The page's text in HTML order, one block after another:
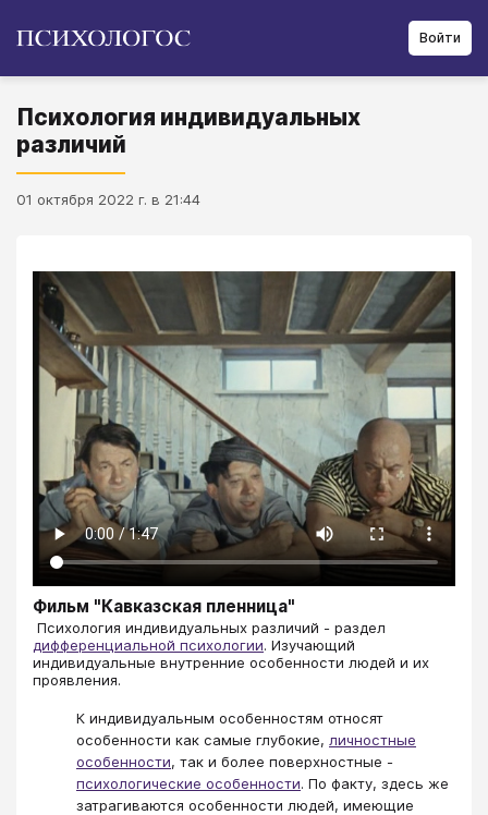
Войти
Психология индивидуальных
различий
01 октября 2022 г. в 21:44
Фильм "Кавказская пленница"
​​​​​​​​​​​​​​ Психология индивидуальных различий - раздел
дифференциальной психологии. Изучающий
индивидуальные внутренние особенности людей и их
проявления.
К индивидуальным особенностям относят
особенности как самые глубокие, личностные
особенности, так и более поверхностные -
психологические особенности. По факту, здесь же
затрагиваются особенности людей, имеющие